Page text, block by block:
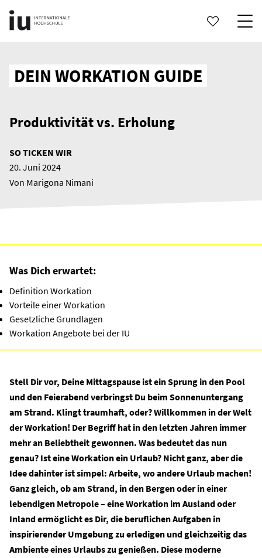
DEIN WORKATION GUIDE
Produktivität vs. Erholung
SO TICKEN WIR
20. Juni 2024
Von Marigona Nimani
Was Dich erwartet:
Definition Workation
Vorteile einer Workation
Gesetzliche Grundlagen
Workation Angebote bei der IU
Stell Dir vor, Deine Mittagspause ist ein Sprung inden Pool
und den Feierabend verbringst Du beim Sonnenuntergang
am Strand. Klingt traumhaft, oder? Willkommen in der Welt
derWorkation! Der Begriff hat in den letzten Jahren immer
mehr an Beliebtheit gewonnen. Was bedeutet das nun
genau? Ist eineWorkationein Urlaub? Nicht ganz, aberdie
Idee dahinter ist simpel: Arbeite, wo andere Urlaub machen!
Ganz gleich, ob am Strand, in den Bergen oder in einer
lebendigen Metropole – eineWorkation im Auslandoder
Inlandermöglicht es Dir, die beruflichen Aufgaben in
inspirierender Umgebung zu erledigen und gleichzeitig das
Ambiente eines Urlaubs zu genießen. Diese moderne